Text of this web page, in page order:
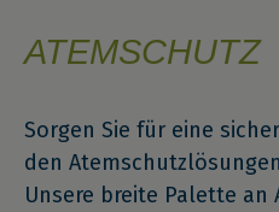
ATEMSCHUTZ
Sorgen Sie für eine
den
Unsere breite Palette